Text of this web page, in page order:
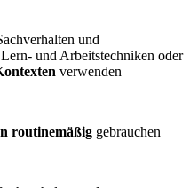
und
und Arbeitstechniken oder
verwenden
routinemäßig gebrauchen